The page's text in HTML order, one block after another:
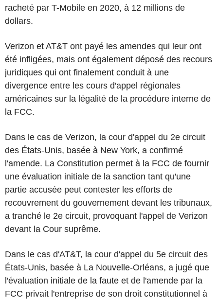
racheté par T-Mobile en 2020, à 12 millions de
dollars.
Verizon et AT&T ont payé les amendes qui leur ont
été infligées, mais ont également déposé des recours
juridiques qui ont finalement conduit à une
divergence entre les cours d'appel régionales
américaines sur la légalité de la procédure interne de
la FCC.
Dans le cas de Verizon, la cour d'appel du 2e circuit
des États-Unis, basée à New York, a confirmé
l'amende. La Constitution permet à la FCC de fournir
une évaluation initiale de la sanction tant qu'une
partie accusée peut contester les efforts de
recouvrement du gouvernement devant les tribunaux,
a tranché le 2e circuit, provoquant l'appel de Verizon
devant la Cour suprême.
Dans le cas d'AT&T, la cour d'appel du 5e circuit des
États-Unis, basée à La Nouvelle-Orléans, a jugé que
l'évaluation initiale de la faute et de l'amende par la
FCC privait l'entreprise de son droit constitutionnel à